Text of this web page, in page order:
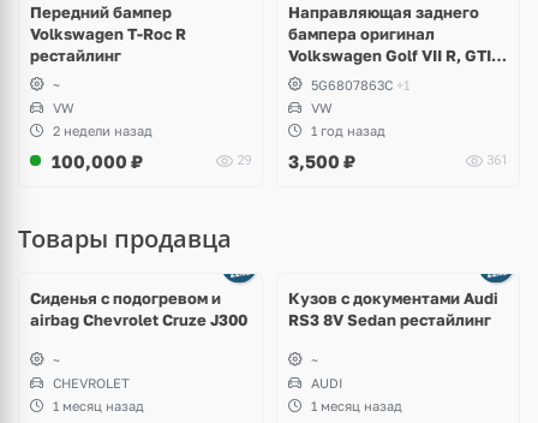
Передний бампер
Volkswagen T-Roc R
рестайлинг
~
VW
2 недели назад
100,000 ₽ 29
Направляющая заднего
бампера оригинал
Volkswagen Golf VII R, GTI,
e-Golf5G6807863C +1
VW
1 год назад
3,500 ₽ 361
Товары продавца
Сиденья с подогревом и
airbag Chevrolet Cruze J300
~
CHEVROLET
1 месяц назад
Кузов с документами Audi
RS3 8V Sedan рестайлинг
~
AUDI
1 месяц назад